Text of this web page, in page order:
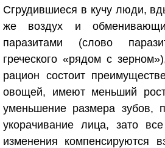
Сгрудившиеся в кучу люди,
же воздух и
паразитами (слово
греческого «рядом с
рацион состоит
овощей, имеют меньший
уменьшение размера зубов,
укорачивание лица, зато
изменения компенсируются